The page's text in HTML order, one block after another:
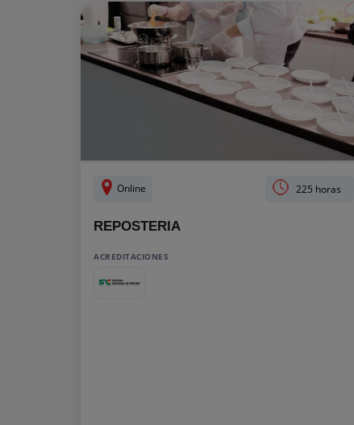
Online 225 horas
REPOSTERIA
ACREDITACIONES